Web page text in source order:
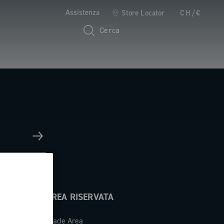
Assistenza Store Locator CH/€
Cerca
AREA RISERVATA
Trade Area